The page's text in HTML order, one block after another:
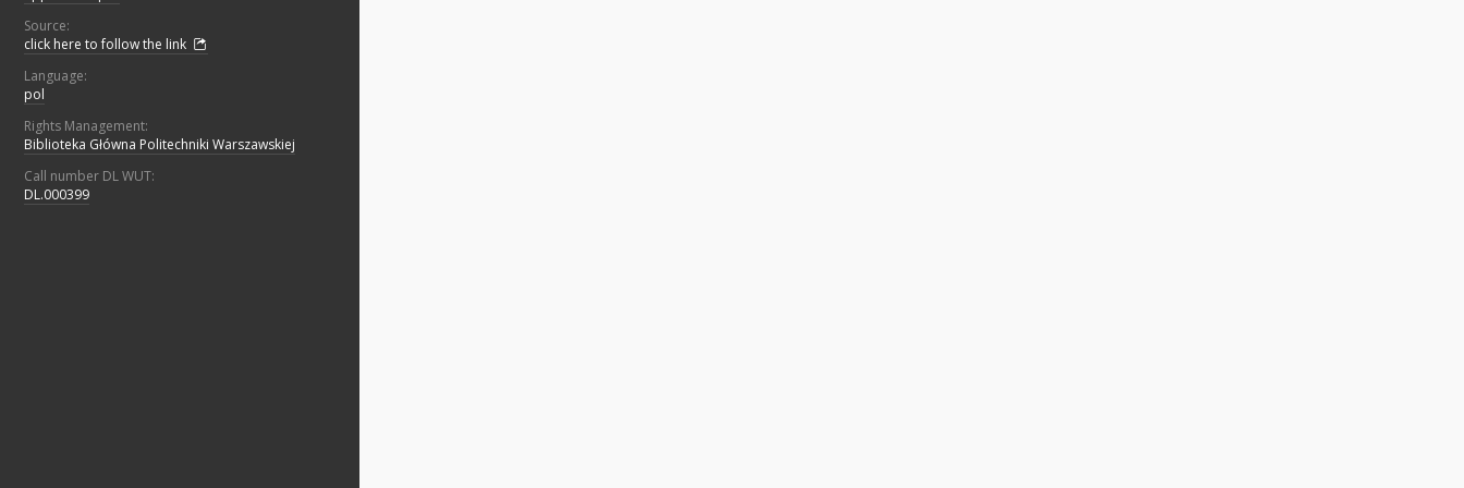
Source:
click here to follow the link
Language:
pol
Rights Management:
Biblioteka Główna Politechniki Warszawskiej
Call number DL WUT:
DL.000399